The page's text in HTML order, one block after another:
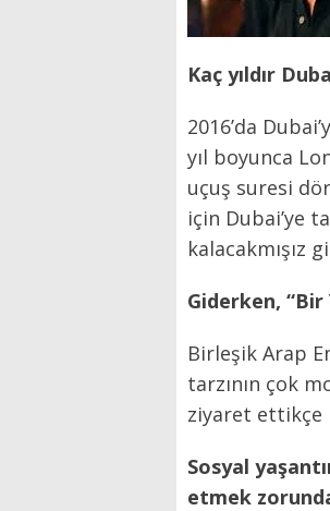
Kaç yıldır
2016’da
yıl boyunca
uçuş suresi
için Dubai’ye
kalacakmışız
Giderken,
Birleşik Arap
tarzının çok
ziyaret ettikçe
Sosyal
etmek